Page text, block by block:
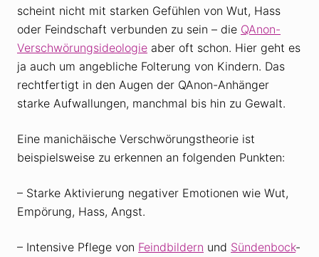
scheint nicht mit starken Gefühlen von Wut, Hass
oder Feindschaft verbunden zu sein – die QAnon-
Verschwörungsideologie aber oft schon. Hier geht es
ja auch um angebliche Folterung von Kindern. Das
rechtfertigt in den Augen der QAnon-Anhänger
starke Aufwallungen, manchmal bis hin zu Gewalt.
Eine manichäische Verschwörungstheorie ist
beispielsweise zu erkennen an folgenden Punkten:
– Starke Aktivierung negativer Emotionen wie Wut,
Empörung, Hass, Angst.
– Intensive Pflege von Feindbildern und Sündenbock-